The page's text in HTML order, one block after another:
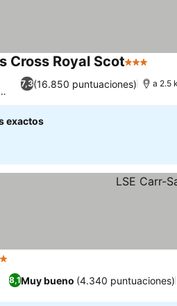
Cross Royal Scot3 Estrellas
7,3(16.850 puntuaciones) a 2.5
exactos
8,1Muy bueno (4.340 puntuaciones)